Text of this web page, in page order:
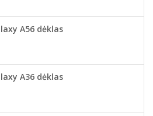
A56 dėklas
A36 dėklas